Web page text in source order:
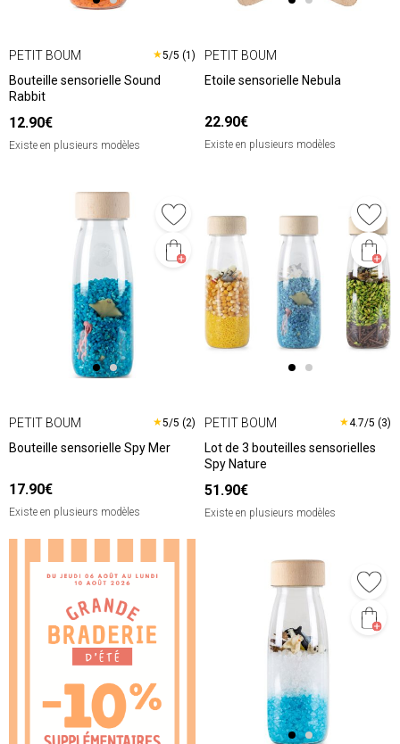
PETIT BOUM ★5/5 (1)
Bouteille sensorielle Sound
Rabbit
12.90€
Existe en plusieurs modèles
PETIT BOUM
Etoile sensorielle Nebula
22.90€
Existe en plusieurs modèles
PETIT BOUM ★5/5 (2)
Bouteille sensorielle Spy Mer
17.90€
Existe en plusieurs modèles
PETIT BOUM ★4.7/5 (3)
Lot de 3 bouteilles sensorielles
Spy Nature
51.90€
Existe en plusieurs modèles